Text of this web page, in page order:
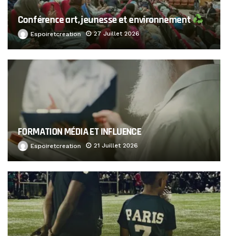
Conférence art, jeunesse et environnement
Espoiretcreation 27 Juillet 2026
FORMATION MÉDIA ET INFLUENCE
Espoiretcreation 21 Juillet 2026